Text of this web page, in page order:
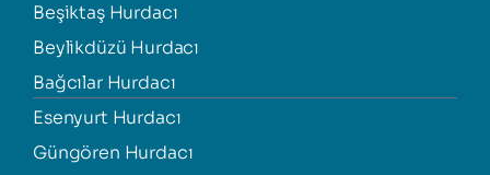
Beşiktaş Hurdacı
Beylikdüzü Hurdacı
Bağcılar Hurdacı
Esenyurt Hurdacı
Güngören Hurdacı